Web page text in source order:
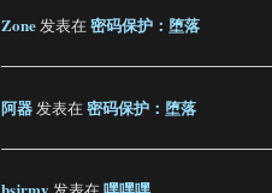
Zone发表在密码保护：堕落
阿器发表在密码保护：堕落